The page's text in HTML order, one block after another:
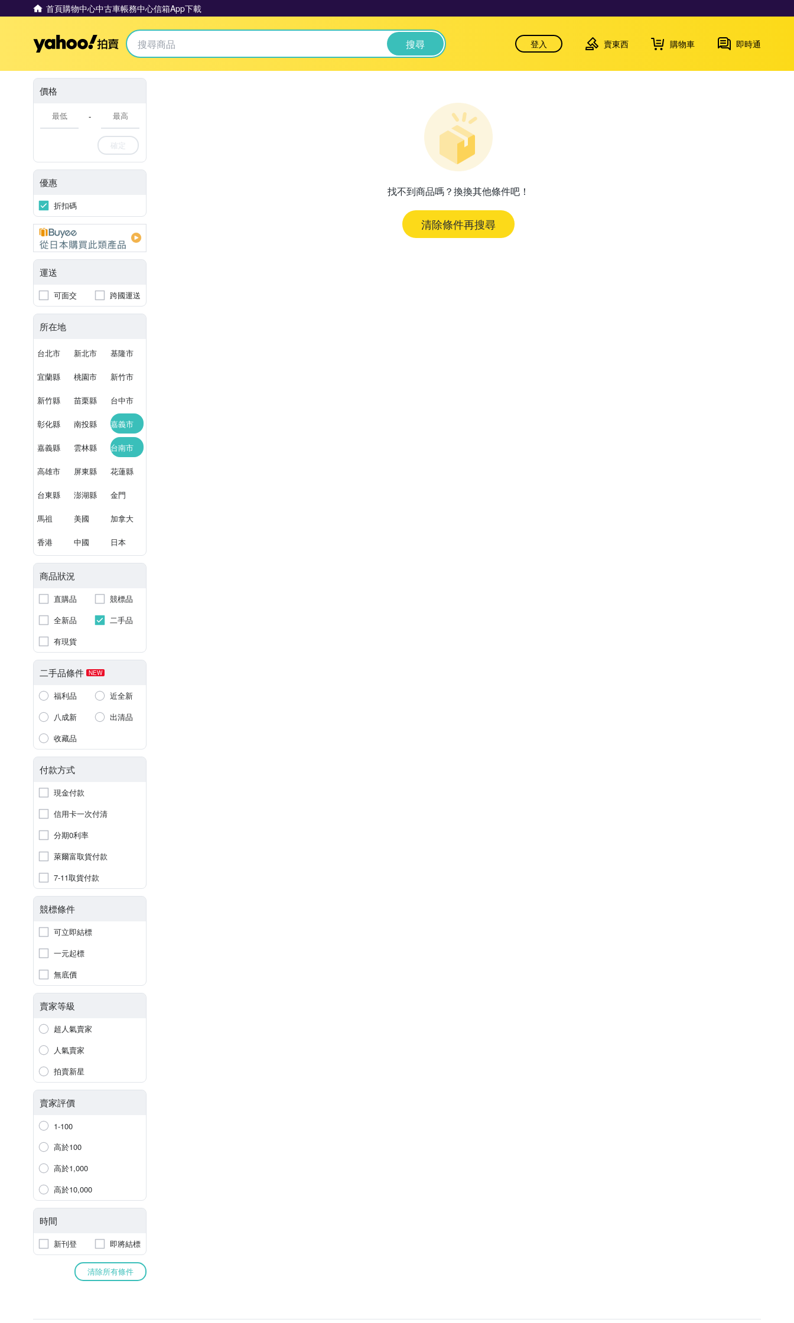
首頁購物中心中古車帳務中心信箱App下載
Yahoo拍賣 搜尋 登入 賣東西 購物車 即時通
價格
-
確定
優惠
折扣碼
運送
可面交 跨國運送
所在地
台北市 新北市 基隆市
宜蘭縣 桃園市 新竹市
新竹縣 苗栗縣 台中市
彰化縣 南投縣 嘉義市
嘉義縣 雲林縣 台南市
高雄市 屏東縣 花蓮縣
台東縣 澎湖縣 金門
馬祖 美國 加拿大
香港 中國 日本
商品狀況
直購品
競標品
全新品
二手品
有現貨
二手品條件 NEW
福利品
近全新
八成新
出清品
收藏品
付款方式
現金付款
信用卡一次付清
分期0利率
萊爾富取貨付款
7-11取貨付款
競標條件
可立即結標
一元起標
無底價
賣家等級
超人氣賣家
人氣賣家
拍賣新星
賣家評價
1-100
高於100
高於1,000
高於10,000
時間
新刊登 即將結標
清除所有條件
找不到商品嗎？換換其他條件吧！
清除條件再搜尋